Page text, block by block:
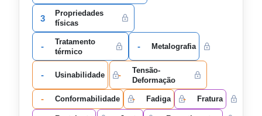
3
Propriedades
físicas
-
Tratamento
térmico
- Metalografia
- Usinabilidade -
Tensão-
Deformação
- Conformabilidade - Fadiga - Fratura